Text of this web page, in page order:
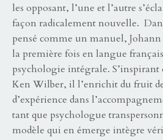
les opposant, l’une et l’autre
façon radicalement nouvelle.
pensé comme un manuel,
la première fois en langue
psychologie intégrale.
Ken Wilber, il l’enrichit du fruit
d’expérience dans
tant que psychologue
modèle qui en émerge intègre